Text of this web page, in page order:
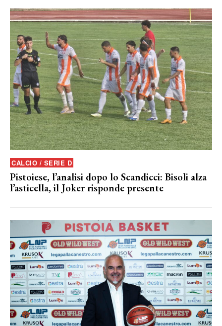
CALCIO / SERIE D
Pistoiese, l’analisi dopo lo Scandicci: Bisoli alza
l’asticella, il Joker risponde presente